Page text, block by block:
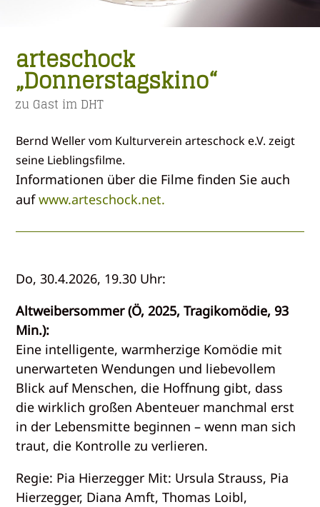
arteschock
„Donnerstagskino“
zu Gast im DHT
Bernd Weller vom Kulturverein arteschock e.V. zeigt
seine Lieblingsfilme.
Informationen über die Filme finden Sie auch
aufwww.arteschock.net.
Do, 30.4.2026, 19.30 Uhr:
Altweibersommer (Ö, 2025, Tragikomödie, 93
Min.):
Eine intelligente, warmherzige Komödie mit
unerwarteten Wendungen und liebevollem
Blick auf Menschen, die Hoffnung gibt, dass
die wirklich großen Abenteuer manchmal erst
in der Lebensmitte beginnen – wenn man sich
traut, die Kontrolle zu verlieren.
Regie: Pia Hierzegger Mit: Ursula Strauss, Pia
Hierzegger, Diana Amft, Thomas Loibl,